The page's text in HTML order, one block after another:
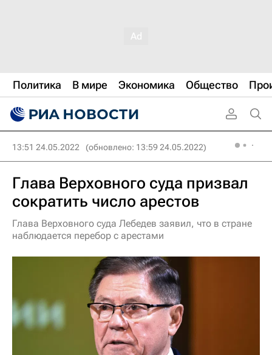
Политика В мире Экономика Общество
13:51 24.05.2022 (обновлено: 13:59 24.05.2022)
Глава Верховного суда призвал
сократить число арестов
Глава Верховного суда Лебедев заявил, что в стране
наблюдается перебор с арестами